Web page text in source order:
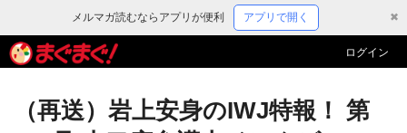
メルマガ読むならアプリが便利 アプリで開く ✖
ログイン
（再送）岩上安身のIWJ特報！ 第